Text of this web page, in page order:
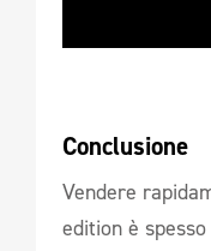
Conclusione
Vendere
edition è